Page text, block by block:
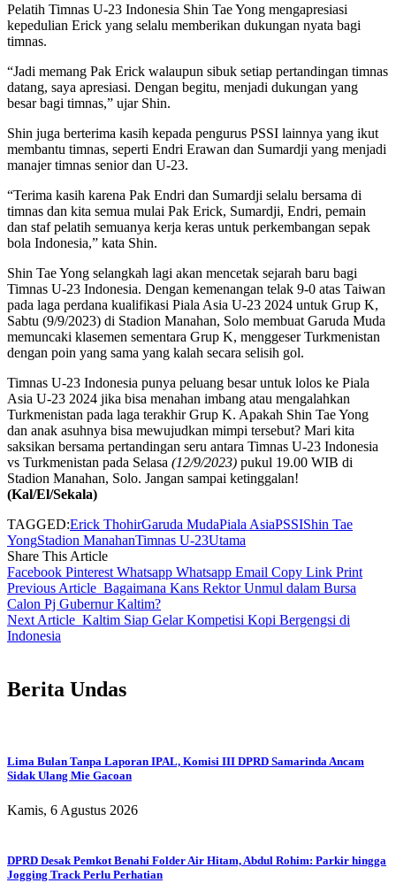
Pelatih Timnas U-23 Indonesia Shin Tae Yong mengapresiasi
kepedulian Erick yang selalu memberikan dukungan nyata bagi
timnas.
“Jadi memang Pak Erick walaupun sibuk setiap pertandingan timnas
datang, saya apresiasi. Dengan begitu, menjadi dukungan yang
besar bagi timnas,” ujar Shin.
Shin juga berterima kasih kepada pengurus PSSI lainnya yang ikut
membantu timnas, seperti Endri Erawan dan Sumardji yang menjadi
manajer timnas senior dan U-23.
“Terima kasih karena Pak Endri dan Sumardji selalu bersama di
timnas dan kita semua mulai Pak Erick, Sumardji, Endri, pemain
dan staf pelatih semuanya kerja keras untuk perkembangan sepak
bola Indonesia,” kata Shin.
Shin Tae Yong selangkah lagi akan mencetak sejarah baru bagi
Timnas U-23 Indonesia. Dengan kemenangan telak 9-0 atas Taiwan
pada laga perdana kualifikasi Piala Asia U-23 2024 untuk Grup K,
Sabtu (9/9/2023) di Stadion Manahan, Solo membuat Garuda Muda
memuncaki klasemen sementara Grup K, menggeser Turkmenistan
dengan poin yang sama yang kalah secara selisih gol.
Timnas U-23 Indonesia punya peluang besar untuk lolos ke Piala
Asia U-23 2024 jika bisa menahan imbang atau mengalahkan
Turkmenistan pada laga terakhir Grup K. Apakah Shin Tae Yong
dan anak asuhnya bisa mewujudkan mimpi tersebut? Mari kita
saksikan bersama pertandingan seru antara Timnas U-23 Indonesia
vs Turkmenistan pada Selasa (12/9/2023) pukul 19.00 WIB di
Stadion Manahan, Solo. Jangan sampai ketinggalan!
(Kal/El/Sekala)
TAGGED:Erick ThohirGaruda MudaPiala AsiaPSSIShin Tae
YongStadion ManahanTimnas U-23Utama
Share This Article
Facebook Pinterest Whatsapp Whatsapp Email Copy Link Print
Previous Article Bagaimana Kans Rektor Unmul dalam Bursa
Calon Pj Gubernur Kaltim?
Next Article Kaltim Siap Gelar Kompetisi Kopi Bergengsi di
Indonesia
Berita Undas
Lima Bulan Tanpa Laporan IPAL, Komisi III DPRD Samarinda Ancam
Sidak Ulang Mie Gacoan
Kamis, 6 Agustus 2026
DPRD Desak Pemkot Benahi Folder Air Hitam, Abdul Rohim: Parkir hingga
Jogging Track Perlu Perhatian